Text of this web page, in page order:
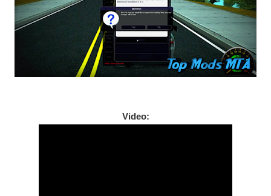
Video: